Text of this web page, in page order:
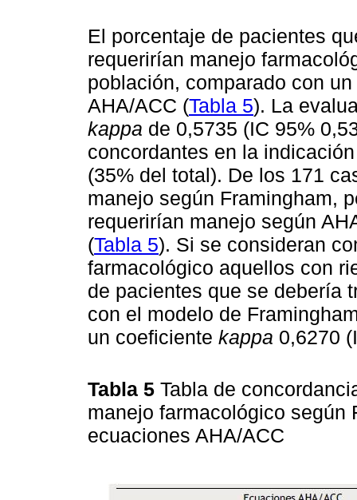
El porcentaje de pacientes
requerirían manejo
población, comparado con
AHA/ACC (Tabla 5). La
kappa de 0,5735 (IC 95%
concordantes en la
(35% del total). De los 171
manejo según Framingham,
requerirían manejo según
(Tabla 5). Si se consideran
farmacológico aquellos con
de pacientes que se debería
con el modelo de
un coeficiente kappa 0,6270
Tabla 5 Tabla de
manejo farmacológico según
ecuaciones AHA/ACC